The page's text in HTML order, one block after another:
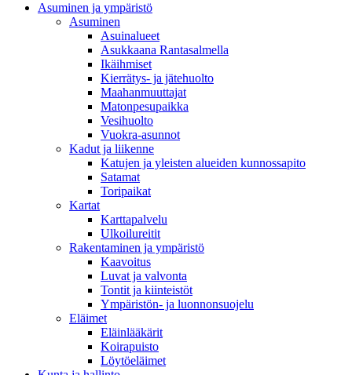
Asuminen ja ympäristö
Asuminen
Asuinalueet
Asukkaana Rantasalmella
Ikäihmiset
Kierrätys- ja jätehuolto
Maahanmuuttajat
Matonpesupaikka
Vesihuolto
Vuokra-asunnot
Kadut ja liikenne
Katujen ja yleisten alueiden kunnossapito
Satamat
Toripaikat
Kartat
Karttapalvelu
Ulkoilureitit
Rakentaminen ja ympäristö
Kaavoitus
Luvat ja valvonta
Tontit ja kiinteistöt
Ympäristön- ja luonnonsuojelu
Eläimet
Eläinlääkärit
Koirapuisto
Löytöeläimet